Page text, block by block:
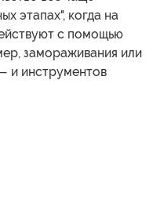
этапах", когда на
с помощью
замораживания или
и инструментов